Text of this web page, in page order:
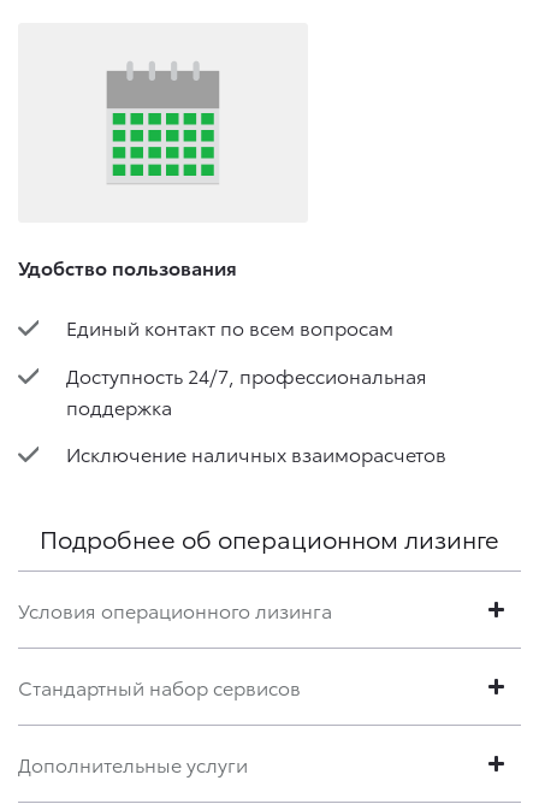
Удобство пользования
Единый контакт по всем вопросам
Доступность 24/7, профессиональная
поддержка
Исключение наличных взаиморасчетов
Подробнее об операционном лизинге
Условия операционного лизинга
Стандартный набор сервисов
Дополнительные услуги